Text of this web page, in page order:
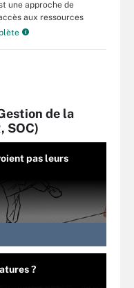
une approche de
aux ressources
de la
SOC)
pas leurs
?